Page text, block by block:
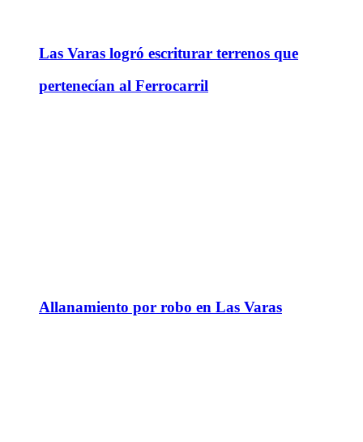
Las Varas logró escriturar terrenos que
pertenecían al Ferrocarril
Allanamiento por robo en Las Varas